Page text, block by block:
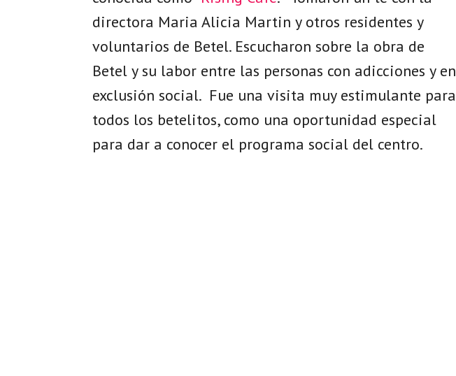
directora Maria Alicia Martin y otros residentes y
voluntarios de Betel. Escucharon sobre la obra de
Betel y su labor entre las personas con adicciones y en
exclusión social. Fue una visita muy estimulante para
todos los betelitos, como una oportunidad especial
para dar a conocer el programa social del centro.